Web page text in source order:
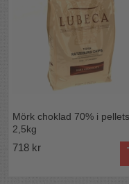
27 cm
13 cm
Höjd:2,5 cm
Halvtransparent
Material:
Plast,
Antal i
Mörk choklad 70% i pellets
2,5kg
718 kr